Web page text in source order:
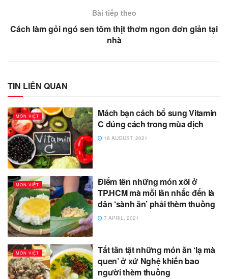
Bài tiếp theo
Cách làm gỏi ngó sen tôm thịt thơm ngon đơn giản tại
nhà
TIN LIÊN QUAN
MÓN VIỆT
Mách bạn cách bổ sung Vitamin
C đúng cách trong mùa dịch
18 AUGUST, 2021
MÓN VIỆT
Điểm tên những món xôi ở
TP.HCM mà mỗi lần nhắc đến là
dân ‘sành ăn’ phải thèm thuồng
7 APRIL, 2021
MÓN VIỆT
Tất tần tật những món ăn ‘lạ mà
quen’ ở xứ Nghệ khiến bao
người thèm thuồng